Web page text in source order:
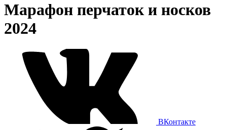
Марафон перчаток и носков
2024
ВКонтакте